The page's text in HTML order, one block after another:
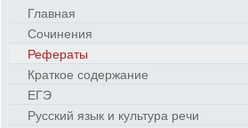
Главная
Сочинения
Рефераты
Краткое содержание
ЕГЭ
Русский язык и культура речи